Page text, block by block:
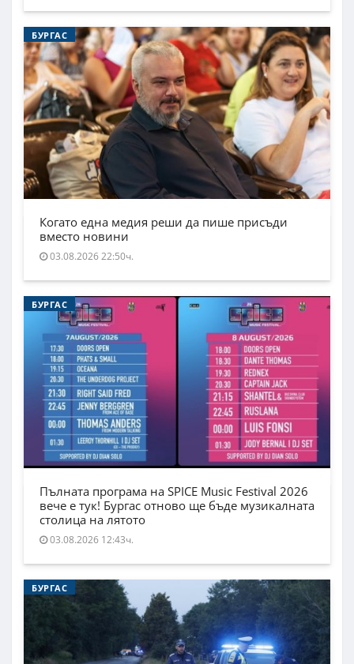
БУРГАС
Когато една медия реши да пише присъди
вместо новини
03.08.2026 22:50ч.
БУРГАС
Пълната програма на SPICE Music Festival 2026
вече е тук! Бургас отново ще бъде музикалната
столица на лятото
03.08.2026 12:43ч.
БУРГАС